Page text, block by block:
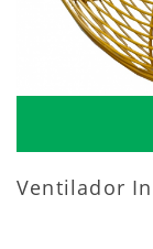
Ventilador